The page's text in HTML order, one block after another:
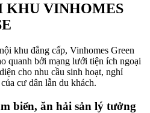
KHU VINHOMES
khu đẳng cấp, Vinhomes Green
quanh bởi mạng lưới tiện ích ngoại
cho nhu cầu sinh hoạt, nghỉ
cư dân lẫn du khách.
biển, ăn hải sản lý tưởng